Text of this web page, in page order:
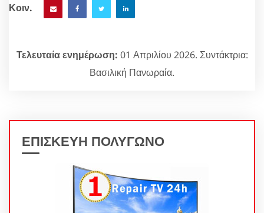
Κοιν.
Τελευταία ενημέρωση: 01 Απριλίου 2026. Συντάκτρια:
Βασιλική Πανωραία.
ΕΠΙΣΚΕΥΗ ΠΟΛΥΓΩΝΟ